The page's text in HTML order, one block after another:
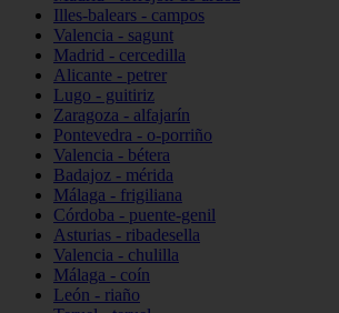
Illes-balears - campos
Valencia - sagunt
Madrid - cercedilla
Alicante - petrer
Lugo - guitiriz
Zaragoza - alfajarín
Pontevedra - o-porriño
Valencia - bétera
Badajoz - mérida
Málaga - frigiliana
Córdoba - puente-genil
Asturias - ribadesella
Valencia - chulilla
Málaga - coín
León - riaño